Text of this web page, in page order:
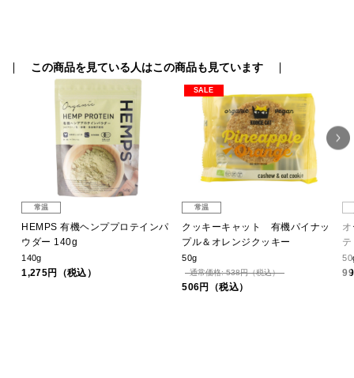
この商品を見ている人はこの商品も見ています
常温
HEMPS 有機ヘンププロテインパ
ウダー 140g
140g
1,275円（税込）
SALE
常温
クッキーキャット 有機パイナッ
プル＆オレンジクッキー
50g
通常価格: 538円（税込）
506円（税込）